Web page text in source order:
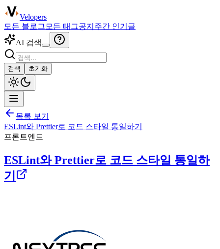
Velopers
모든 블로그 모든 태그공지 주간 인기글
AI 검색
검색 초기화
목록 보기
ESLint와 Prettier로 코드 스타일 통일하기
프론트엔드
ESLint와 Prettier로 코드 스타일 통일하
기